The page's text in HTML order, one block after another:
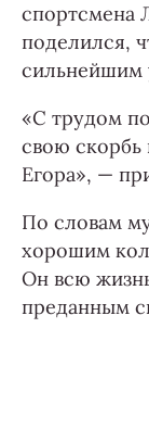
спортсмена
поделился,
сильнейшим
«С трудом
свою скорбь
Егора», —
По словам
хорошим
Он всю
преданным